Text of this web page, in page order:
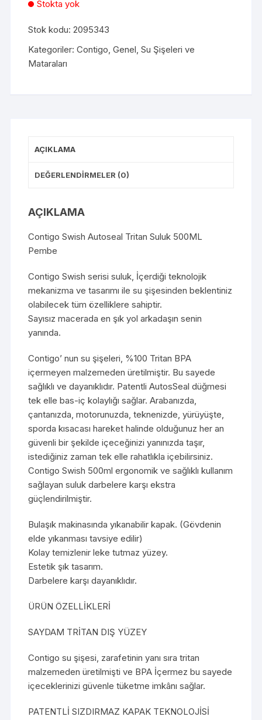
Stokta yok
Stok kodu:2095343
Kategoriler:Contigo ,Genel ,Su Şişeleri ve
Mataraları
AÇIKLAMA
DEĞERLENDIRMELER (0)
AÇIKLAMA
Contigo Swish Autoseal Tritan Suluk 500ML
Pembe
Contigo Swish serisi suluk, İçerdiği teknolojik
mekanizma ve tasarımı ile su şişesinden beklentiniz
olabilecek tüm özelliklere sahiptir.
Sayısız macerada en şık yol arkadaşın senin
yanında.
Contigo’ nun su şişeleri, %100 Tritan BPA
içermeyen malzemeden üretilmiştir. Bu sayede
sağlıklı ve dayanıklıdır. Patentli AutosSeal düğmesi
tek elle bas-iç kolaylığı sağlar. Arabanızda,
çantanızda, motorunuzda, teknenizde, yürüyüşte,
sporda kısacası hareket halinde olduğunuz her an
güvenli bir şekilde içeceğinizi yanınızda taşır,
istediğiniz zaman tek elle rahatlıkla içebilirsiniz.
Contigo Swish 500ml ergonomik ve sağlıklı kullanım
sağlayan suluk darbelere karşı ekstra
güçlendirilmiştir.
Bulaşık makinasında yıkanabilir kapak. (Gövdenin
elde yıkanması tavsiye edilir)
Kolay temizlenir leke tutmaz yüzey.
Estetik şık tasarım.
Darbelere karşı dayanıklıdır.
ÜRÜN ÖZELLİKLERİ
SAYDAM TRİTAN DIŞ YÜZEY
Contigo su şişesi, zarafetinin yanı sıra tritan
malzemeden üretilmişti ve BPA İçermez bu sayede
içeceklerinizi güvenle tüketme imkânı sağlar.
PATENTLİ SIZDIRMAZ KAPAK TEKNOLOJİSİ